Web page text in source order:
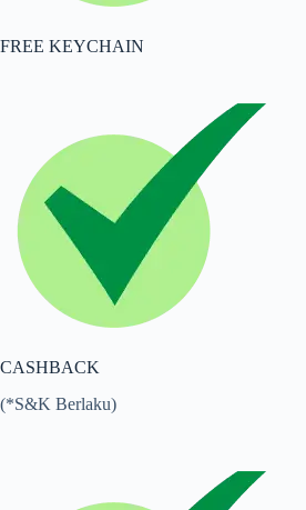
FREE KEYCHAIN
CASHBACK
(*S&K Berlaku)